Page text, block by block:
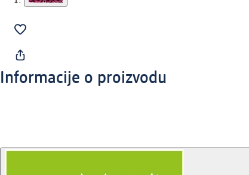
Informacije o proizvodu